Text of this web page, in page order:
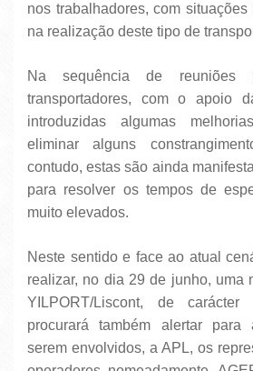
nos trabalhadores, com
na realização deste tipo de
Na sequência de reuniões
transportadores, com o apoio
introduzidas algumas
eliminar alguns
contudo, estas são ainda
para resolver os tempos de
muito elevados.
Neste sentido e face ao atual
realizar, no dia 29 de junho, uma
YILPORT/Liscont, de
procurará também alertar
serem envolvidos, a APL, os